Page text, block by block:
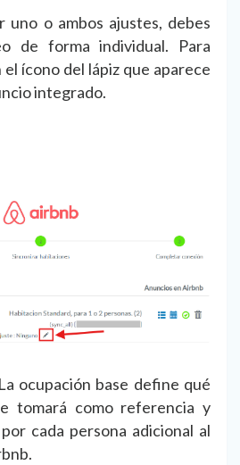
uno o ambos ajustes, debes
de forma individual. Para
ícono del lápiz que aparece
integrado.
La ocupación base define qué
tomará como referencia y
cada persona adicional al